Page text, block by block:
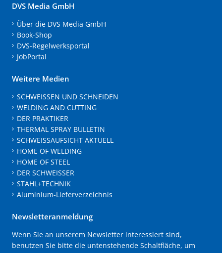
DVS Media GmbH
Über die DVS Media GmbH
Book-Shop
DVS-Regelwerksportal
JobPortal
Weitere Medien
SCHWEISSEN UND SCHNEIDEN
WELDING AND CUTTING
DER PRAKTIKER
THERMAL SPRAY BULLETIN
SCHWEISSAUFSICHT AKTUELL
HOME OF WELDING
HOME OF STEEL
DER SCHWEISSER
STAHL+TECHNIK
Aluminium-Lieferverzeichnis
Newsletteranmeldung
Wenn Sie an unserem Newsletter interessiert sind,
benutzen Sie bitte die untenstehende Schaltfläche, um